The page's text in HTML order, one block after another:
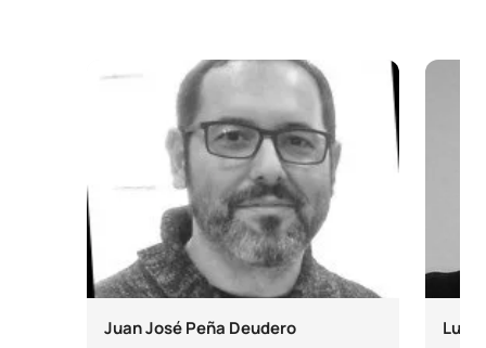
Juan José Peña Deudero Luis